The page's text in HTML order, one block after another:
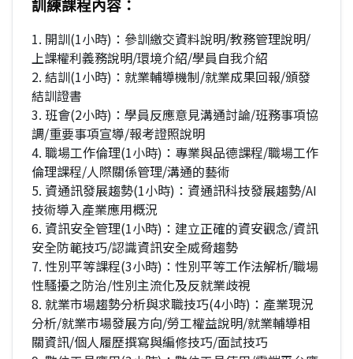
訓練課程內容：
1. 開訓(1小時)：參訓繳交資料說明/教務管理說明/
上課權利義務說明/環境介紹/學員自我介紹
2. 結訓(1小時)：就業輔導機制/就業成果回報/頒發
結訓證書
3. 班會(2小時)：學員反應意見溝通討論/班務事項協
調/重要事項宣導/報考證照說明
4. 職場工作倫理(1小時)：專業與品德課程/職場工作
倫理課程/人際關係管理/溝通的藝術
5. 資通訊發展趨勢(1小時)：資通訊科技發展趨勢/AI
技術導入產業應用概況
6. 資訊安全管理(1小時)：建立正確的資安觀念/資訊
安全防範技巧/認識資訊安全威脅趨勢
7. 性別平等課程(3小時)：性別平等工作法解析/職場
性騷擾之防治/性別主流化及反就業歧視
8. 就業市場趨勢分析與求職技巧(4小時)：產業現況
分析/就業市場發展方向/勞工權益說明/就業輔導相
關資訊/個人履歷撰寫與編修技巧/面試技巧